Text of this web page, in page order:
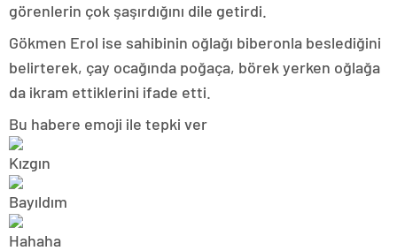
görenlerin çok şaşırdığını dile getirdi.
Gökmen Erol ise sahibinin oğlağı biberonla beslediğini
belirterek, çay ocağında poğaça, börek yerken oğlağa
da ikram ettiklerini ifade etti.
Bu habere emoji ile tepki ver